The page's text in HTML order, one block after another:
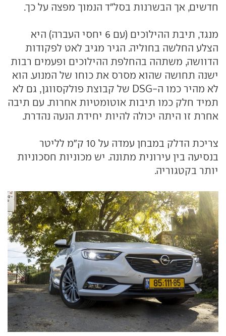
חדשים, אך הבשרנות בסל"ד הנמוך מפצה על כך.
מנגד, תיבת ההילוכים (עם 6 יחסי העברה) היא
הצלע החלשה בחוליה. הגיר מגיב לאט לפקודות
הדוושה, משתהה בהחלפת ההילוכים ופעמים רבות
ישנה תחושה שהוא מסרס את כוחו של המנוע. הוא
לא מהיר כמו ה-DSG של קבוצת פולקסווגן, גם לא
תמיד חלק כמו תיבות אוטומטיות אחרות. עם תיבה
אחרת זו היתה יכולה להיות יחידת הנעה נהדרת.
צריכת הדלק במבחן עמדה על 10 ק"מ לליטר
בנסיעה בין עירונית מתונה. יש מכוניות חסכוניות
יותר בקטגוריה.